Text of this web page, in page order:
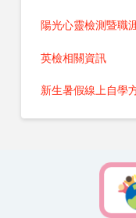
陽光心靈檢測暨職
英檢相關資訊
新生暑假線上自學